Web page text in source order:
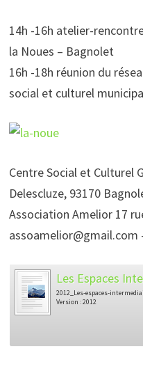
14h -16h atelier-
la Noues – Bagnolet
16h -18h réunion du
social et culturel
Centre Social et Culturel
Delescluze, 93170
Association Amelior 17
assoamelior@gmail.com
Les Espaces
2012_Les-espaces-
Version : 2012